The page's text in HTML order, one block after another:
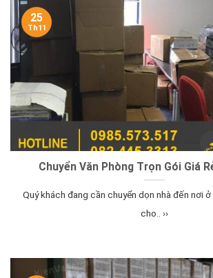
Chuyển Văn Phòng Trọn Gói Giá
Quý khách đang cần chuyển dọn nhà đến nơi
cho.. ››
25
Th11